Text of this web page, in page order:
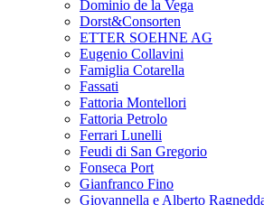
Dominio de la Vega
Dorst&Consorten
ETTER SOEHNE AG
Eugenio Collavini
Famiglia Cotarella
Fassati
Fattoria Montellori
Fattoria Petrolo
Ferrari Lunelli
Feudi di San Gregorio
Fonseca Port
Gianfranco Fino
Giovannella e Alberto